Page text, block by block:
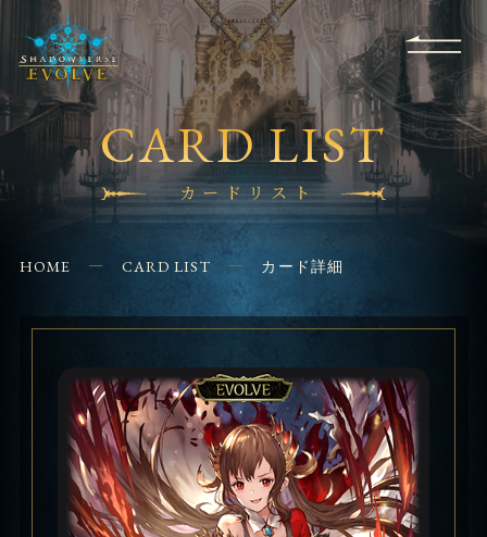
Q&A
EVENT SHOPS
FOR
BEGINNERS
APPLICATION
CONTACT
CARD LIST
カードリスト
HOME CARD LIST カード詳細